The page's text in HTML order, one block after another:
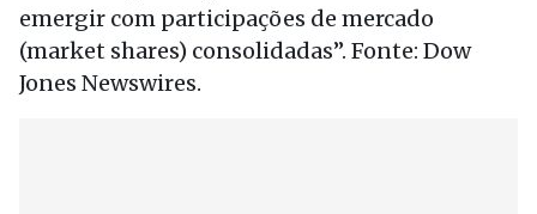
emergir com participações de mercado
(market shares) consolidadas”. Fonte: Dow
Jones Newswires.